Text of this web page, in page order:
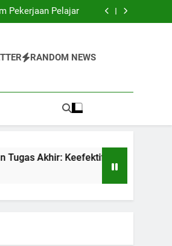
Pekerjaan Pelajar
Pelatihan
Pekerjaan Pelajar
Pelatihan
RANDOM NEWS
Keefektifan Pelatihan Akademik